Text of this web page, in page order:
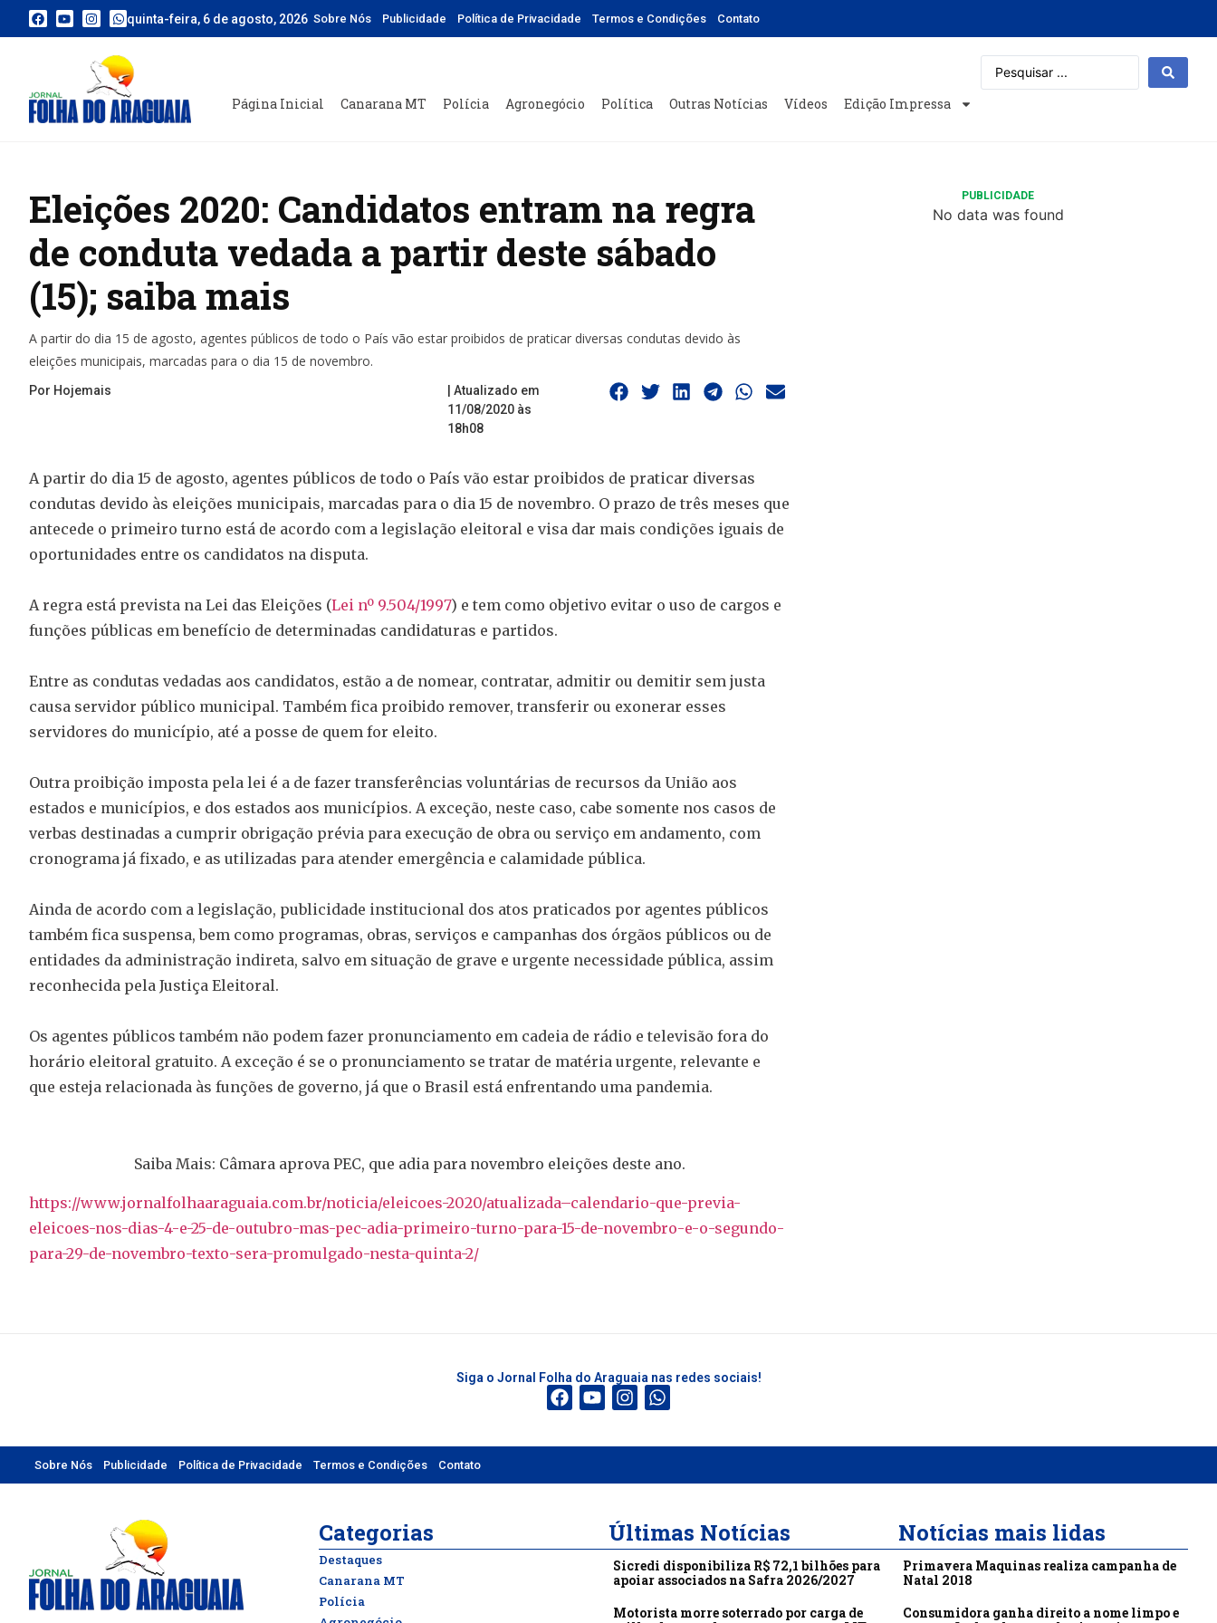
quinta-feira, 6 de agosto, 2026 Sobre Nós Publicidade Política de Privacidade Termos e Condições Contato
Página Inicial Canarana MT Polícia Agronegócio Política Outras Notícias Vídeos Edição Impressa
Eleições 2020: Candidatos entram na regra
de conduta vedada a partir deste sábado
(15); saiba mais
A partir do dia 15 de agosto, agentes públicos de todo o País vão estar proibidos de praticar diversas condutas devido às
eleições municipais, marcadas para o dia 15 de novembro.
Por Hojemais
| Atualizado em
11/08/2020 às
18h08
A partir do dia 15 de agosto, agentes públicos de todo o País vão estar proibidos de praticar diversas
condutas devido às eleições municipais, marcadas para o dia 15 de novembro. O prazo de três meses que
antecede o primeiro turno está de acordo com a legislação eleitoral e visa dar mais condições iguais de
oportunidades entre os candidatos na disputa.
A regra está prevista na Lei das Eleições (Lei nº 9.504/1997) e tem como objetivo evitar o uso de cargos e
funções públicas em benefício de determinadas candidaturas e partidos.
Entre as condutas vedadas aos candidatos, estão a de nomear, contratar, admitir ou demitir sem justa
causa servidor público municipal. Também fica proibido remover, transferir ou exonerar esses
servidores do município, até a posse de quem for eleito.
Outra proibição imposta pela lei é a de fazer transferências voluntárias de recursos da União aos
estados e municípios, e dos estados aos municípios. A exceção, neste caso, cabe somente nos casos de
verbas destinadas a cumprir obrigação prévia para execução de obra ou serviço em andamento, com
cronograma já fixado, e as utilizadas para atender emergência e calamidade pública.
Ainda de acordo com a legislação, publicidade institucional dos atos praticados por agentes públicos
também fica suspensa, bem como programas, obras, serviços e campanhas dos órgãos públicos ou de
entidades da administração indireta, salvo em situação de grave e urgente necessidade pública, assim
reconhecida pela Justiça Eleitoral.
Os agentes públicos também não podem fazer pronunciamento em cadeia de rádio e televisão fora do
horário eleitoral gratuito. A exceção é se o pronunciamento se tratar de matéria urgente, relevante e
que esteja relacionada às funções de governo, já que o Brasil está enfrentando uma pandemia.
Saiba Mais: Câmara aprova PEC, que adia para novembro eleições deste ano.
https://www.jornalfolhaaraguaia.com.br/noticia/eleicoes-2020/atualizada–calendario-que-previa-
eleicoes-nos-dias-4-e-25-de-outubro-mas-pec-adia-primeiro-turno-para-15-de-novembro-e-o-segundo-
para-29-de-novembro-texto-sera-promulgado-nesta-quinta-2/
PUBLICIDADE
No data was found
Siga o Jornal Folha do Araguaia nas redes sociais!
Sobre Nós Publicidade Política de Privacidade Termos e Condições Contato
Categorias
Destaques
Canarana MT
Polícia
Últimas Notícias
Sicredi disponibiliza R$ 72,1 bilhões para
apoiar associados na Safra 2026/2027
Motorista morre soterrado por carga de
Notícias mais lidas
Primavera Maquinas realiza campanha de
Natal 2018
Consumidora ganha direito a nome limpo e